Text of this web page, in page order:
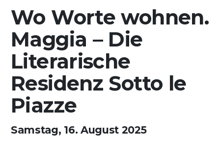
Ausstellung
Kulturelles Programm
Artists in Residence
Stiftung
Unterstützung
Wo Worte wohnen.
Maggia – Die
Literarische
Residenz Sotto le
Piazze
Samstag, 16. August 2025